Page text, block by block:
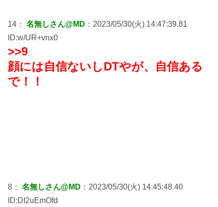
14： 名無しさん@MD ：2023/05/30(火) 14:47:39.81
ID:w/UR+vnx0
>>9
顔には自信ないしDTやが、自信ある
で！！
8： 名無しさん@MD ：2023/05/30(火) 14:45:48.40
ID:DI2uEmOfd